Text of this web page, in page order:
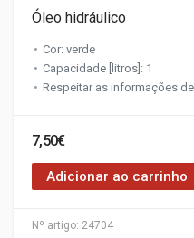
Nº artigo: 24704
Óleo hidráulico
Cor: verde
Capacidade [litros]: 1
Respeitar as informações
7,50€
Adicionar ao carrinho